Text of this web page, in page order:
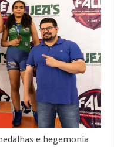
e hegemonia